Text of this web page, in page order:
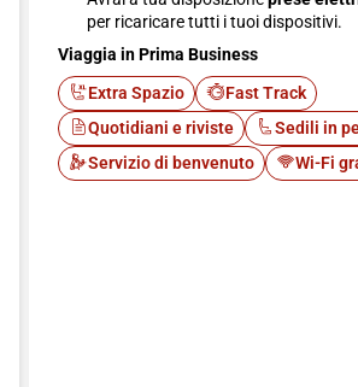
per ricaricare tutti i tuoi dispositivi.
Viaggia in Prima Business
Extra Spazio
Fast Track
Quotidiani e riviste
Sedili in
Servizio di benvenuto
Wi-Fi